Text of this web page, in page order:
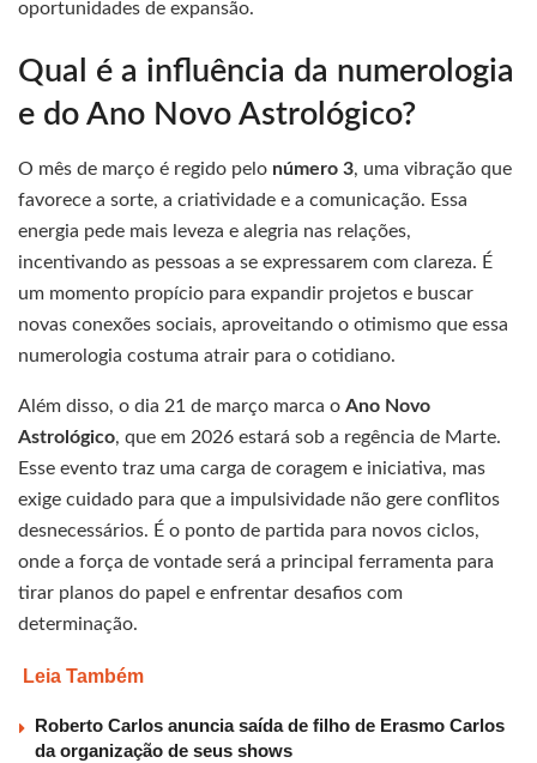
oportunidades de expansão.
Qual é a influência da numerologia
e do Ano Novo Astrológico?
O mês de março é regido pelo número 3, uma vibração que
favorece a sorte, a criatividade e a comunicação. Essa
energia pede mais leveza e alegria nas relações,
incentivando as pessoas a se expressarem com clareza. É
um momento propício para expandir projetos e buscar
novas conexões sociais, aproveitando o otimismo que essa
numerologia costuma atrair para o cotidiano.
Além disso, o dia 21 de março marca o Ano Novo
Astrológico, que em 2026 estará sob a regência de Marte.
Esse evento traz uma carga de coragem e iniciativa, mas
exige cuidado para que a impulsividade não gere conflitos
desnecessários. É o ponto de partida para novos ciclos,
onde a força de vontade será a principal ferramenta para
tirar planos do papel e enfrentar desafios com
determinação.
Leia Também
Roberto Carlos anuncia saída de filho de Erasmo Carlos
da organização de seus shows